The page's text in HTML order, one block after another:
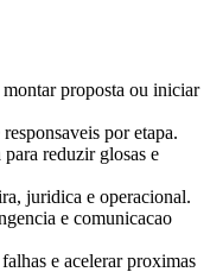
proposta ou iniciar
por etapa.
reduzir glosas e
juridica e operacional.
e comunicacao
e acelerar proximas